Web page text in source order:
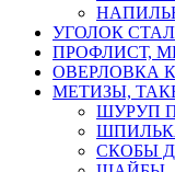
УГОЛОК
ПРОФЛИСТ,
ОВЕРЛОВКА
МЕТИЗЫ,
ШУРУП
СКОБЫ